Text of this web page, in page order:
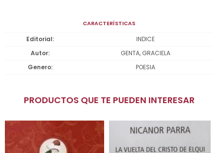
CARACTERÍSTICAS
Editorial
INDICE
Autor
GENTA, GRACIELA
Genero
POESIA
PRODUCTOS QUE TE PUEDEN INTERESAR